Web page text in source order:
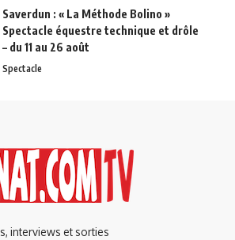
Saverdun : « La Méthode Bolino »
Spectacle équestre technique et drôle
– du 11 au 26 août
Spectacle
interviews et sorties